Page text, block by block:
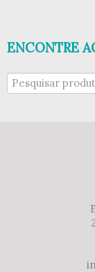
ENCONTRE
Pesquisar
por: